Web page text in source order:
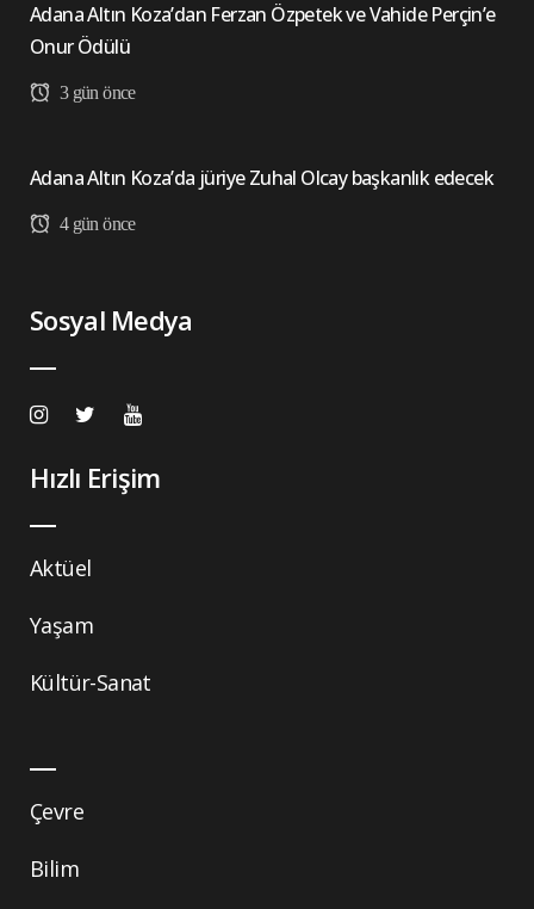
Adana Altın Koza’dan Ferzan Özpetek ve Vahide Perçin’e
Onur Ödülü
3 gün önce
Adana Altın Koza’da jüriye Zuhal Olcay başkanlık edecek
4 gün önce
Sosyal Medya
Hızlı Erişim
Aktüel
Yaşam
Kültür-Sanat
Çevre
Bilim